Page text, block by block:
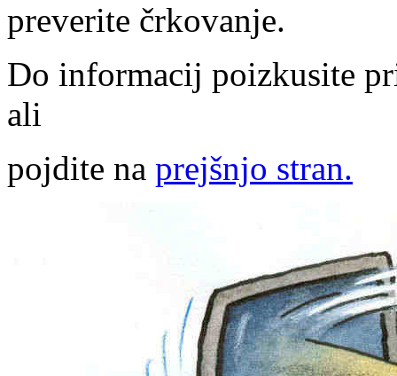
preverite črkovanje.
Do informacij poizkusite
ali
pojdite na prejšnjo stran.